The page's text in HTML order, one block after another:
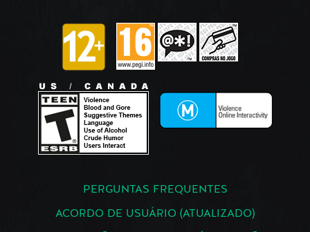
PERGUNTAS FREQUENTES
ACORDO DE USUÁRIO (ATUALIZADO)